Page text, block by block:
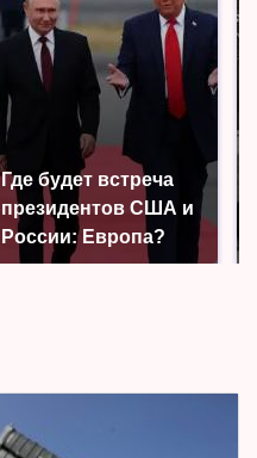
Где будет встреча
президентов США и
России: Европа?